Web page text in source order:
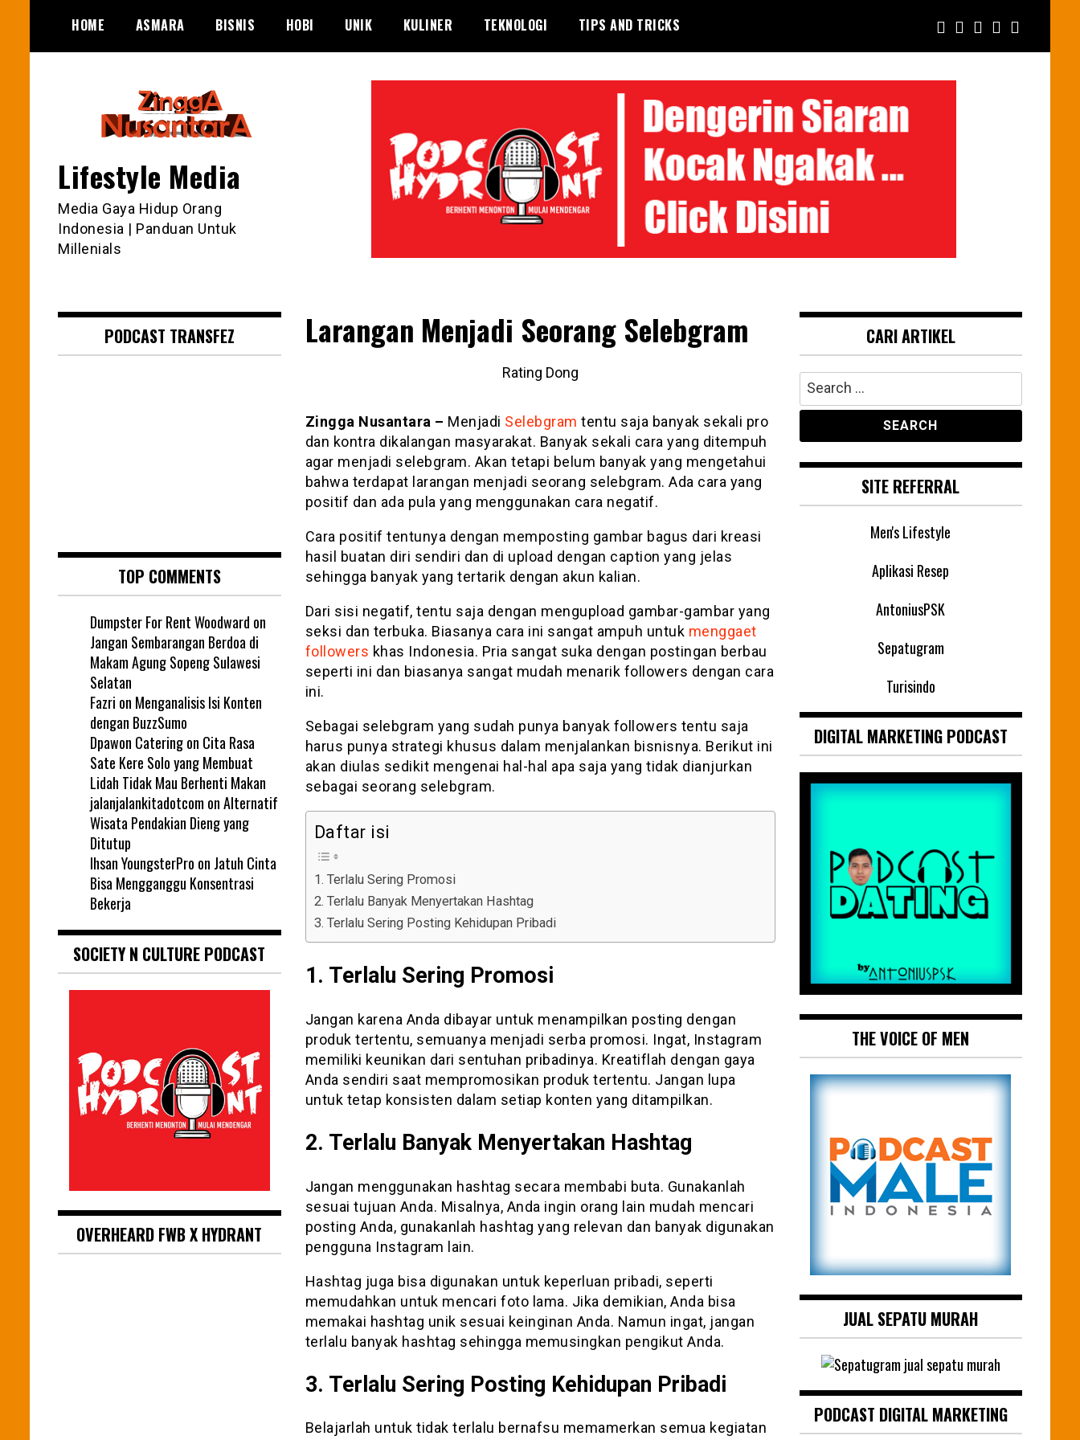
content
HOME ASMARA BISNIS HOBI UNIK KULINER TEKNOLOGI TIPS AND TRICKS
Lifestyle Media
Media Gaya Hidup Orang
Indonesia | Panduan Untuk
Millenials
Larangan Menjadi Seorang Selebgram
Rating Dong
Zingga Nusantara – Menjadi Selebgram tentu saja banyak sekali pro
dan kontra dikalangan masyarakat. Banyak sekali cara yang ditempuh
agar menjadi selebgram. Akan tetapi belum banyak yang mengetahui
bahwa terdapat larangan menjadi seorang selebgram. Ada cara yang
positif dan ada pula yang menggunakan cara negatif.
Cara positif tentunya dengan memposting gambar bagus dari kreasi
hasil buatan diri sendiri dan di upload dengan caption yang jelas
sehingga banyak yang tertarik dengan akun kalian.
Dari sisi negatif, tentu saja dengan mengupload gambar-gambar yang
seksi dan terbuka. Biasanya cara ini sangat ampuh untuk menggaet
followers khas Indonesia. Pria sangat suka dengan postingan berbau
seperti ini dan biasanya sangat mudah menarik followers dengan cara
ini.
Sebagai selebgram yang sudah punya banyak followers tentu saja
harus punya strategi khusus dalam menjalankan bisnisnya. Berikut ini
akan diulas sedikit mengenai hal-hal apa saja yang tidak dianjurkan
sebagai seorang selebgram.
Daftar isi
1. Terlalu Sering Promosi
2. Terlalu Banyak Menyertakan Hashtag
3. Terlalu Sering Posting Kehidupan Pribadi
1. Terlalu Sering Promosi
Jangan karena Anda dibayar untuk menampilkan posting dengan
produk tertentu, semuanya menjadi serba promosi. Ingat, Instagram
memiliki keunikan dari sentuhan pribadinya. Kreatiflah dengan gaya
Anda sendiri saat mempromosikan produk tertentu. Jangan lupa
untuk tetap konsisten dalam setiap konten yang ditampilkan.
2. Terlalu Banyak Menyertakan Hashtag
Jangan menggunakan hashtag secara membabi buta. Gunakanlah
sesuai tujuan Anda. Misalnya, Anda ingin orang lain mudah mencari
posting Anda, gunakanlah hashtag yang relevan dan banyak digunakan
pengguna Instagram lain.
Hashtag juga bisa digunakan untuk keperluan pribadi, seperti
memudahkan untuk mencari foto lama. Jika demikian, Anda bisa
memakai hashtag unik sesuai keinginan Anda. Namun ingat, jangan
terlalu banyak hashtag sehingga memusingkan pengikut Anda.
3. Terlalu Sering Posting Kehidupan Pribadi
Belajarlah untuk tidak terlalu bernafsu memamerkan semua kegiatan
PODCAST TRANSFEZ
TOP COMMENTS
Dumpster For Rent Woodward on
Jangan Sembarangan Berdoa di
Makam Agung Sopeng Sulawesi
Selatan
Fazri on Menganalisis Isi Konten
dengan BuzzSumo
Dpawon Cateringon Cita Rasa
Sate Kere Solo yang Membuat
Lidah Tidak Mau Berhenti Makan
jalanjalankitadotcom onAlternatif
Wisata Pendakian Dieng yang
Ditutup
Ihsan YoungsterPro on Jatuh Cinta
Bisa Mengganggu Konsentrasi
Bekerja
SOCIETY N CULTURE PODCAST
OVERHEARD FWB X HYDRANT
CARI ARTIKEL
Search
for:
SITE REFERRAL
Men's Lifestyle
Aplikasi Resep
AntoniusPSK
Sepatugram
Turisindo
DIGITAL MARKETING PODCAST
THE VOICE OF MEN
JUAL SEPATU MURAH
PODCAST DIGITAL MARKETING